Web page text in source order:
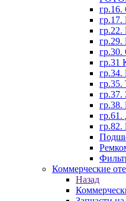
гр.16.
гр.17.
гр.29.
гр.30.
гр.31
гр.34.
гр.35.
гр.37.
гр.61.
гр.82.
Коммерческие
Назад